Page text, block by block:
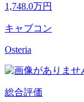
1,748.0万円
キャブコン
Osteria
総合評価